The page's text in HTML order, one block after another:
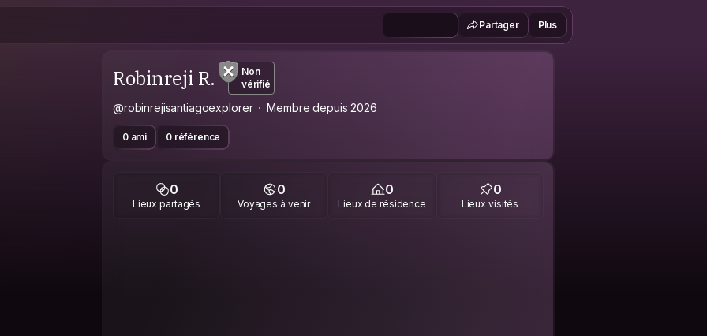
Partager Plus
Robinreji R.
Non
vérifié
@robinrejisantiagoexplorer Membre depuis 2026
0 ami 0 référence
0
Lieux partagés
0
Voyages à venir
0
Lieux de résidence
0
Lieux visités